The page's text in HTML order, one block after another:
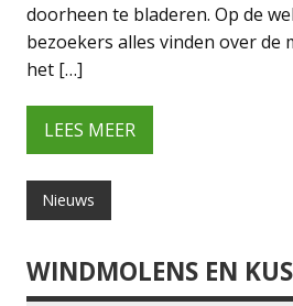
doorheen te bladeren. Op de
bezoekers alles vinden over de
het […]
LEES MEER
Nieuws
WINDMOLENS EN